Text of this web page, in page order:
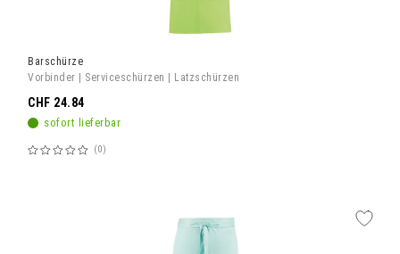
Barschürze
Vorbinder | Serviceschürzen | Latzschürzen
sofort lieferbar
Bewertung:
0
CHF 24.84